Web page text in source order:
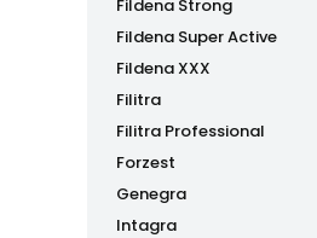
Fildena Strong
Fildena Super Active
Fildena XXX
Filitra
Filitra Professional
Forzest
Genegra
Intagra